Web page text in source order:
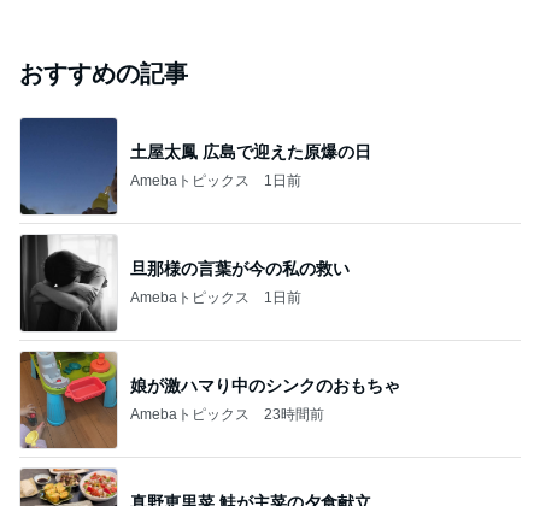
おすすめの記事
土屋太鳳 広島で迎えた原爆の日
Amebaトピックス 1日前
旦那様の言葉が今の私の救い
Amebaトピックス 1日前
娘が激ハマり中のシンクのおもちゃ
Amebaトピックス 23時間前
真野恵里菜 鮭が主菜の夕食献立